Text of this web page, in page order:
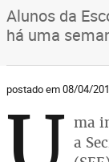
Alunos da
há uma
postado em 08/04/
ma
a